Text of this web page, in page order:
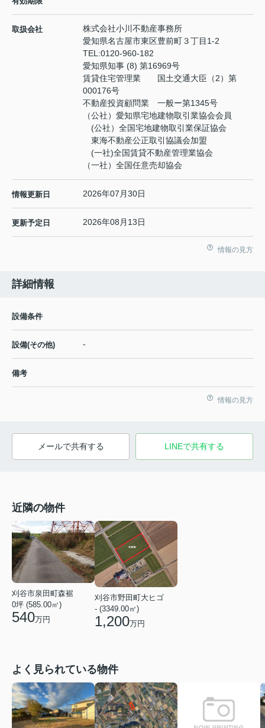
取扱会社
株式会社小川不動産事務所
愛知県名古屋市東区豊前町３丁目1-2
TEL:0120-960-182
愛知県知事 (8) 第16969号
賃貸住宅管理業 国土交通大臣（2）第
000176号
不動産投資顧問業 一般ー第1345号
（公社）愛知県宅地建物取引業協会会員
(公社）全国宅地建物取引業保証協会
東海不動産公正取引協議会加盟
(一社)全国賃貸不動産管理業協会
（一社）全国任意売却協会
情報更新日 2026年07月30日
更新予定日 2026年08月13日
情報の見方
詳細情報
設備条件
設備(その他) -
備考
情報の見方
メールで共有する LINEで共有する
近隣の物件
刈谷市泉田町森裾
0坪 (585.00㎡)
540万円
刈谷市野田町大ヒゴ
- (3349.00㎡)
1,200万円
よく見られている物件